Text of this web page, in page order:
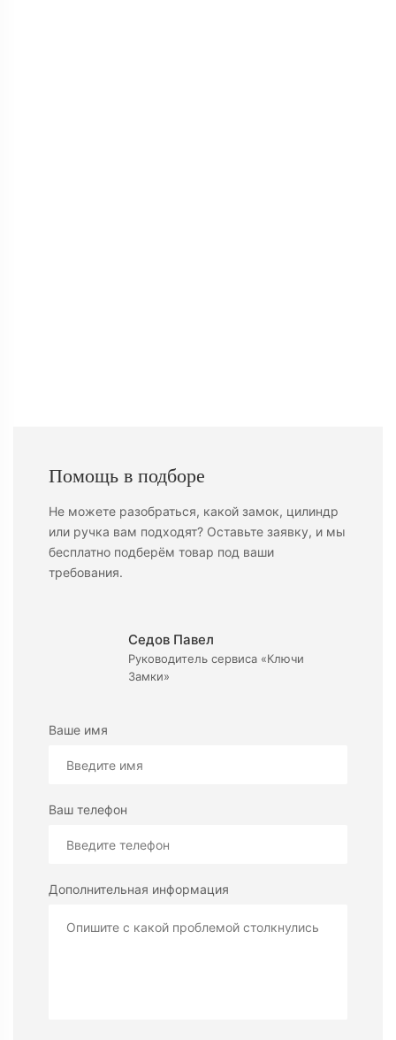
Помощь в подборе
Не можете разобраться, какой замок, цилиндр
или ручка вам подходят? Оставьте заявку, и мы
бесплатно подберём товар под ваши
требования.
Седов Павел
Руководитель сервиса «Ключи
Замки»
Ваше имя
Ваш телефон
Дополнительная информация